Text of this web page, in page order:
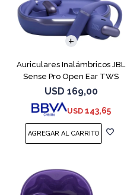
Auriculares Inalámbricos JBL
Sense Pro Open Ear TWS
Azul
USD 169,00
USD 143,65